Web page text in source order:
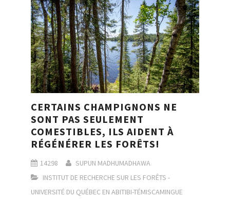
CERTAINS CHAMPIGNONS NE
SONT PAS SEULEMENT
COMESTIBLES, ILS AIDENT À
RÉGÉNÉRER LES FORÊTS!
14298
SUPUN MADHUMADHAWA
INSTITUT DE RECHERCHE SUR LES FORÊTS -
UNIVERSITÉ DU QUÉBEC EN ABITIBI-TÉMISCAMINGUE